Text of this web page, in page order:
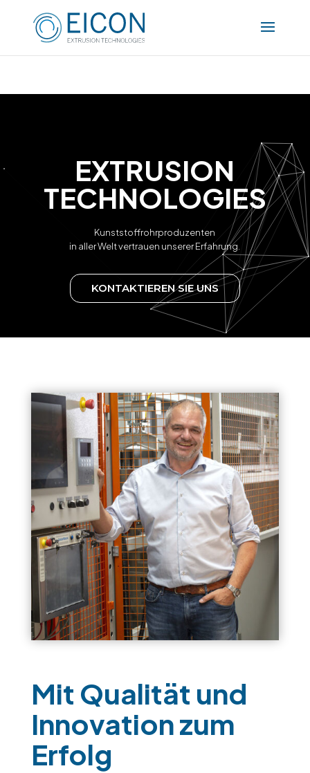
EXTRUSION
TECHNOLOGIES
Kunststoffrohrproduzenten
in aller Welt vertrauen unserer Erfahrung.
KONTAKTIEREN SIE UNS
Mit Qualität und
Innovation zum
Erfolg